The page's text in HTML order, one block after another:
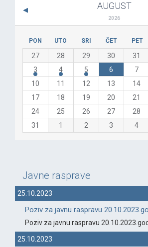
AUGUST
2026
PON UTO SRI ČET PET
27 28 29 30 31
3
4 5 6 7
10
11 12 13 14
17
18 19 20 21
24
25 26 27 28
31
1 2 3 4
Javne rasprave
25.10.2023
Poziv za javnu raspravu
Poziv za javnu raspravu
25.10.2023